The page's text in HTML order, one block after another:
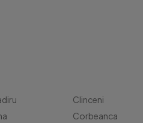
Clinceni
Corbeanca